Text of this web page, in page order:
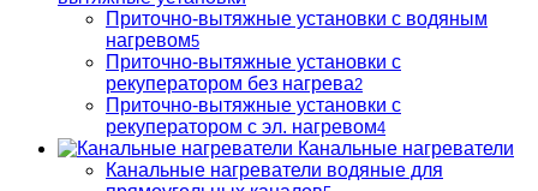
Приточно-вытяжные установки с водяным
нагревом5
Приточно-вытяжные установки с
рекуператором без нагрева2
Приточно-вытяжные установки с
рекуператором с эл. нагревом4
Канальные нагреватели
Канальные нагреватели водяные для